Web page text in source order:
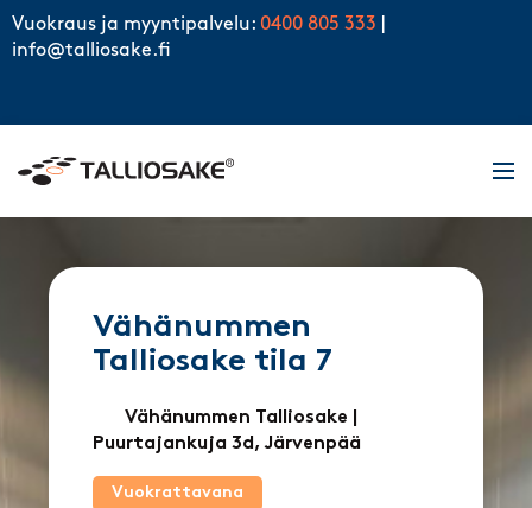
Skip to content
Vuokraus ja myyntipalvelu: 0400 805 333
info@talliosake.fi
Vähänummen
Talliosake tila 7
Vähänummen Talliosake
Puurtajankuja 3d, Järvenpää
Vuokrattavana